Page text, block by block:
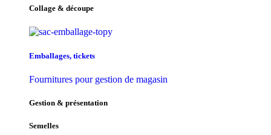
Collage & découpe
Emballages, tickets
Fournitures pour gestion de magasin
Gestion & présentation
Semelles